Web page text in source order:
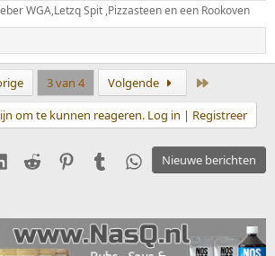
WGA,Letzq Spit ,Pizzasteen en een Rookoven
3 van 4 Volgende
om te kunnen reageren. Log in | Registreer
Nieuwe berichten
LinkedIn
Reddit PinterestTumblrWhatsApp